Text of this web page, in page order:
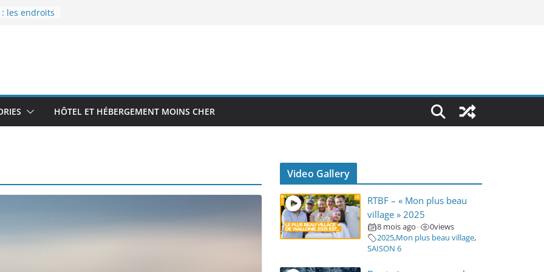
les endroits
de-
des bons
HÔTEL ET HÉBERGEMENT MOINS CHER
Video Gallery
RTBF – « Mon plus beau
village » 2025
8 mois ago • 0views
2025,Mon plus beau village,
SAISON 6